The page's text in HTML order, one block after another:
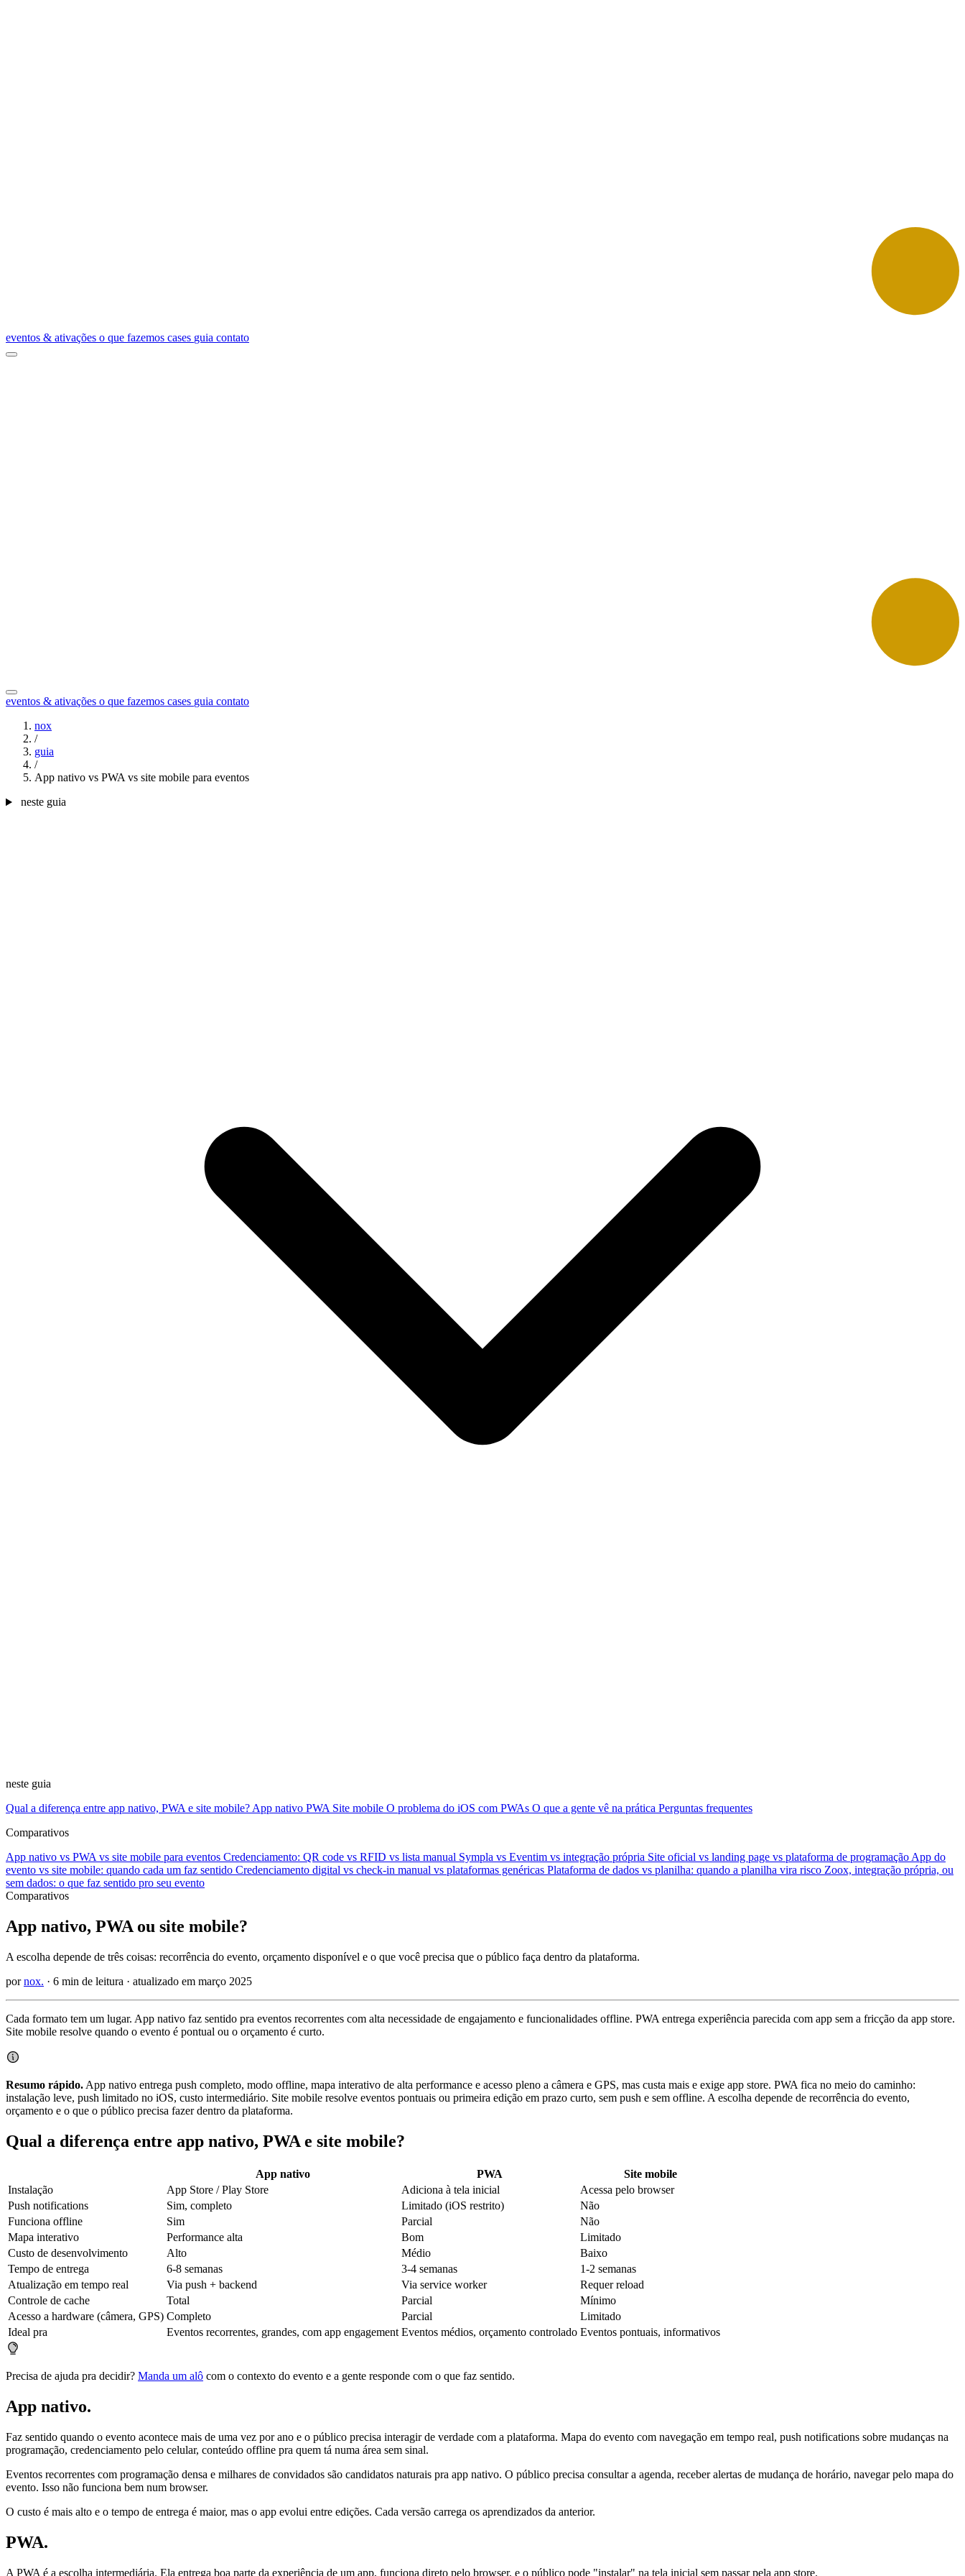
eventos & ativações o que fazemos cases guia contato
eventos & ativações o que fazemos cases guia contato
nox
/
guia
/
App nativo vs PWA vs site mobile para eventos
neste guia
neste guia
Qual a diferença entre app nativo, PWA e site mobile? App nativo PWA Site mobile O problema do iOS com PWAs O que a gente vê na prática Perguntas frequentes
Comparativos
App nativo vs PWA vs site mobile para eventos Credenciamento: QR code vs RFID vs lista manual Sympla vs Eventim vs integração própria Site oficial vs landing page vs plataforma de programação App do
evento vs site mobile: quando cada um faz sentido Credenciamento digital vs check-in manual vs plataformas genéricas Plataforma de dados vs planilha: quando a planilha vira risco Zoox, integração própria, ou
sem dados: o que faz sentido pro seu evento
Comparativos
App nativo, PWA ou site mobile?
A escolha depende de três coisas: recorrência do evento, orçamento disponível e o que você precisa que o público faça dentro da plataforma.
pornox. · 6 min de leitura · atualizado em março 2025
Cada formato tem um lugar. App nativo faz sentido pra eventos recorrentes com alta necessidade de engajamento e funcionalidades offline. PWA entrega experiência parecida com app sem a fricção da app store.
Site mobile resolve quando o evento é pontual ou o orçamento é curto.
Resumo rápido. App nativo entrega push completo, modo offline, mapa interativo de alta performance e acesso pleno a câmera e GPS, mas custa mais e exige app store. PWA fica no meio do caminho:
instalação leve, push limitado no iOS, custo intermediário. Site mobile resolve eventos pontuais ou primeira edição em prazo curto, sem push e sem offline. A escolha depende de recorrência do evento,
orçamento e o que o público precisa fazer dentro da plataforma.
Qual a diferença entre app nativo, PWA e site mobile?
App nativo PWA
Site mobile
Instalação
App Store / Play Store Adiciona à tela inicial
Acessa pelo browser
Push notifications
Sim, completo Limitado (iOS restrito)
Não
Funciona offline
Sim Parcial
Não
Mapa interativo
Performance alta Bom
Limitado
Custo de desenvolvimento
Alto Médio
Baixo
Tempo de entrega
6-8 semanas 3-4 semanas
1-2 semanas
Atualização em tempo real
Via push + backend Via service worker
Requer reload
Controle de cache
Total Parcial
Mínimo
Acesso a hardware (câmera, GPS) Completo Parcial
Limitado
Ideal pra
Eventos recorrentes, grandes, com app engagement Eventos médios, orçamento controlado Eventos pontuais, informativos
Precisa de ajuda pra decidir? Manda um alô com o contexto do evento e a gente responde com o que faz sentido.
App nativo.
Faz sentido quando o evento acontece mais de uma vez por ano e o público precisa interagir de verdade com a plataforma. Mapa do evento com navegação em tempo real, push notifications sobre mudanças na
programação, credenciamento pelo celular, conteúdo offline pra quem tá numa área sem sinal.
Eventos recorrentes com programação densa e milhares de convidados são candidatos naturais pra app nativo. O público precisa consultar a agenda, receber alertas de mudança de horário, navegar pelo mapa do
evento. Isso não funciona bem num browser.
O custo é mais alto e o tempo de entrega é maior, mas o app evolui entre edições. Cada versão carrega os aprendizados da anterior.
PWA.
A PWA é a escolha intermediária. Ela entrega boa parte da experiência de um app, funciona direto pelo browser, e o público pode "instalar" na tela inicial sem passar pela app store.